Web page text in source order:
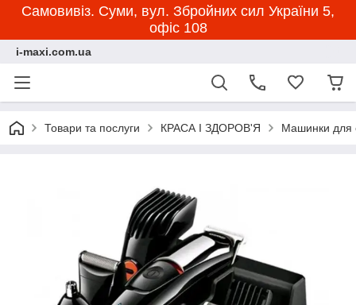
Самовивіз. Суми, вул. Збройних сил України 5,
офіс 108
i-maxi.com.ua
Товари та послуги КРАСА І ЗДОРОВ'Я Машинки для